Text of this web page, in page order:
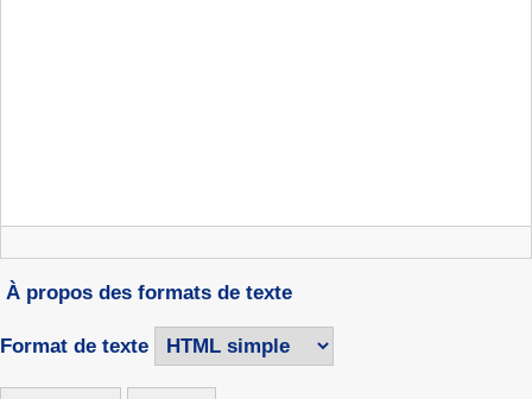
À propos des formats de texte
Format de texte